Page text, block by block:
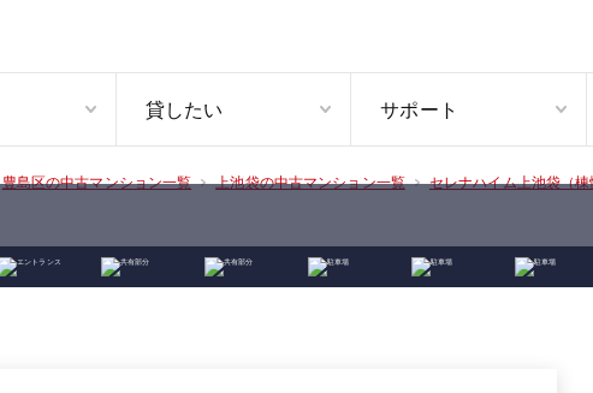
貸したい サポート
豊島区の中古マンション一覧 上池袋の中古マンション一覧 セレナハイム上池袋（